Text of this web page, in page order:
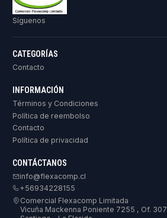
Síguenos
CATEGORÍAS
Contacto
INFORMACIÓN
Términos y Condiciones
Política de reembolso
Contacto
Política de privacidad
CONTÁCTANOS
info@flexacomp.cl
+56934228155
Comercial Flexacomp Limitada
Vicuña Mackenna Poniente 7255 , Of. 307